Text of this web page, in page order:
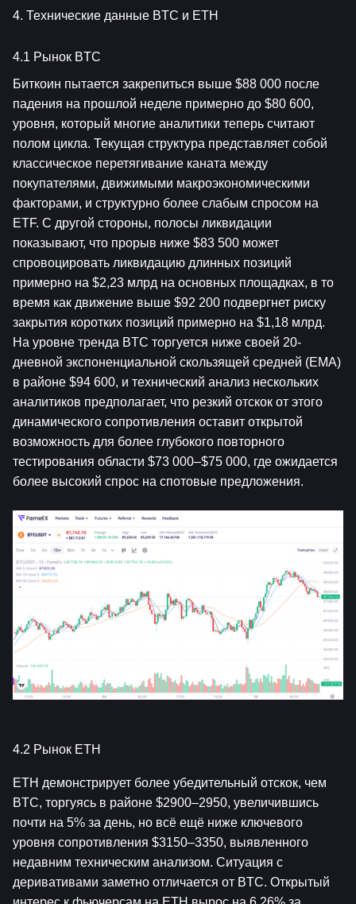
4. Технические данные BTC и ETH
4.1 Рынок BTC
Биткоин пытается закрепиться выше $88 000 после
падения на прошлой неделе примерно до $80 600,
уровня, который многие аналитики теперь считают
полом цикла. Текущая структура представляет собой
классическое перетягивание каната между
покупателями, движимыми макроэкономическими
факторами, и структурно более слабым спросом на
ETF. С другой стороны, полосы ликвидации
показывают, что прорыв ниже $83 500 может
спровоцировать ликвидацию длинных позиций
примерно на $2,23 млрд на основных площадках, в то
время как движение выше $92 200 подвергнет риску
закрытия коротких позиций примерно на $1,18 млрд.
На уровне тренда BTC торгуется ниже своей 20-
дневной экспоненциальной скользящей средней (EMA)
в районе $94 600, и технический анализ нескольких
аналитиков предполагает, что резкий отскок от этого
динамического сопротивления оставит открытой
возможность для более глубокого повторного
тестирования области $73 000–$75 000, где ожидается
более высокий спрос на спотовые предложения.
4.2 Рынок ETH
ETH демонстрирует более убедительный отскок, чем
BTC, торгуясь в районе $2900–2950, ​​увеличившись
почти на 5% за день, но всё ещё ниже ключевого
уровня сопротивления $3150–3350, выявленного
недавним техническим анализом. Ситуация с
деривативами заметно отличается от BTC. Открытый